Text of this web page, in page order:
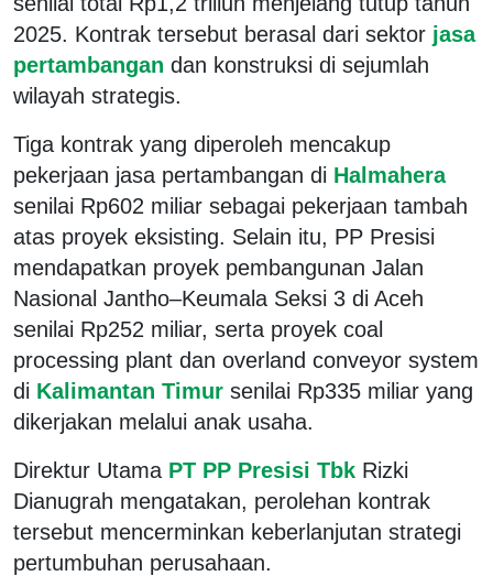
2025. Kontrak tersebut berasal dari sektor jasa
pertambangan dan konstruksi di sejumlah
wilayah strategis.
Tiga kontrak yang diperoleh mencakup
pekerjaan jasa pertambangan di Halmahera
senilai Rp602 miliar sebagai pekerjaan tambah
atas proyek eksisting. Selain itu, PP Presisi
mendapatkan proyek pembangunan Jalan
Nasional Jantho–Keumala Seksi 3 di Aceh
senilai Rp252 miliar, serta proyek coal
processing plant dan overland conveyor system
di Kalimantan Timur senilai Rp335 miliar yang
dikerjakan melalui anak usaha.
Direktur Utama PT PP Presisi Tbk Rizki
Dianugrah mengatakan, perolehan kontrak
tersebut mencerminkan keberlanjutan strategi
pertumbuhan perusahaan.